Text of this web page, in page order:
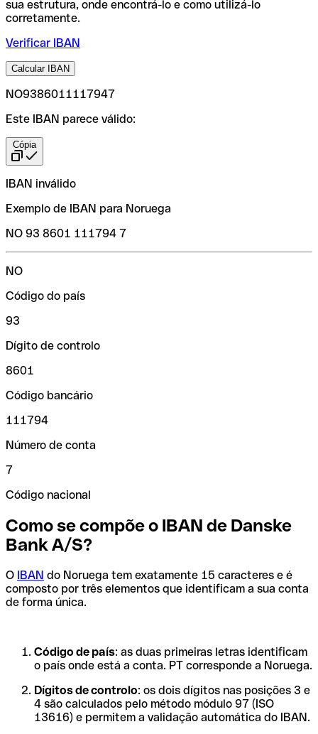
sua estrutura, onde encontrá-lo e como utilizá-lo
corretamente.
Verificar IBAN
Calcular IBAN
NO9386011117947
Este IBAN parece válido:
Cópia
IBAN inválido
Exemplo de IBAN para Noruega
NO 93 8601 111794 7
NO
Código do país
93
Dígito de controlo
8601
Código bancário
111794
Número de conta
7
Código nacional
Como se compõe o IBAN de Danske
Bank A/S?
O IBAN do Noruega tem exatamente 15 caracteres e é
composto por três elementos que identificam a sua conta
de forma única.
Código de país: as duas primeiras letras identificam
o país onde está a conta. PT corresponde a Noruega.
Dígitos de controlo: os dois dígitos nas posições 3 e
4 são calculados pelo método módulo 97 (ISO
13616) e permitem a validação automática do IBAN.